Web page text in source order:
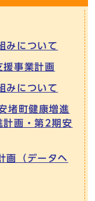
みについて
援事業計画
みについて
堵町健康増進
計画・第2期安
画（データヘ